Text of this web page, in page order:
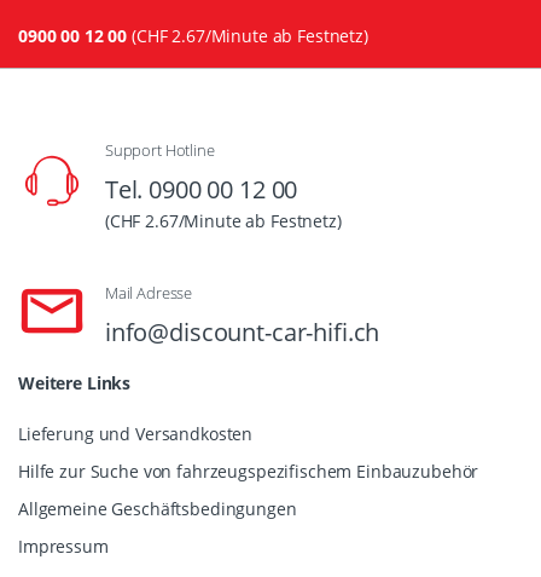
0900 00 12 00 (CHF 2.67/Minute ab Festnetz)
Support Hotline
Tel. 0900 00 12 00
(CHF 2.67/Minute ab Festnetz)
Mail Adresse
info@discount-car-hifi.ch
Weitere Links
Lieferung und Versandkosten
Hilfe zur Suche von fahrzeugspezifischem Einbauzubehör
Allgemeine Geschäftsbedingungen
Impressum